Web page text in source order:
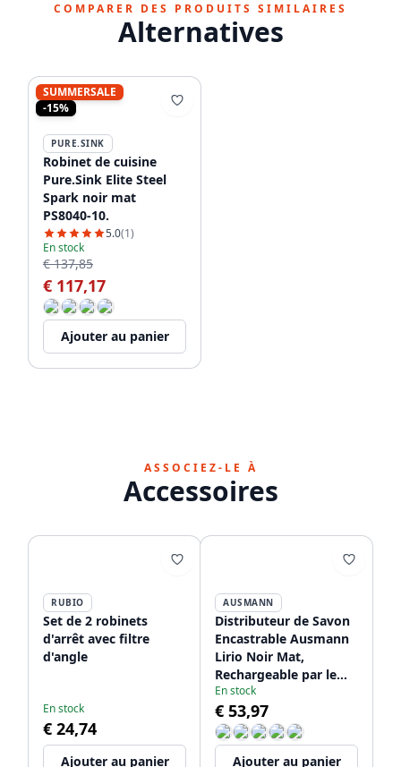
COMPARER DES PRODUITS SIMILAIRES
Alternatives
SUMMERSALE
-15%
PURE.SINK
Robinet de cuisine
Pure.Sink Elite Steel
Spark noir mat
PS8040-10.
5.0(1)
En stock
€ 137,85
€ 117,17
Ajouter au panier
ASSOCIEZ-LE À
Accessoires
RUBIO
Set de 2 robinets
d'arrêt avec filtre
d'angle
En stock
€ 24,74
Ajouter au panier
AUSMANN
Distributeur de Savon
Encastrable Ausmann
Lirio Noir Mat,
Rechargeable par le
Haut 1208971202
En stock
€ 53,97
Ajouter au panier